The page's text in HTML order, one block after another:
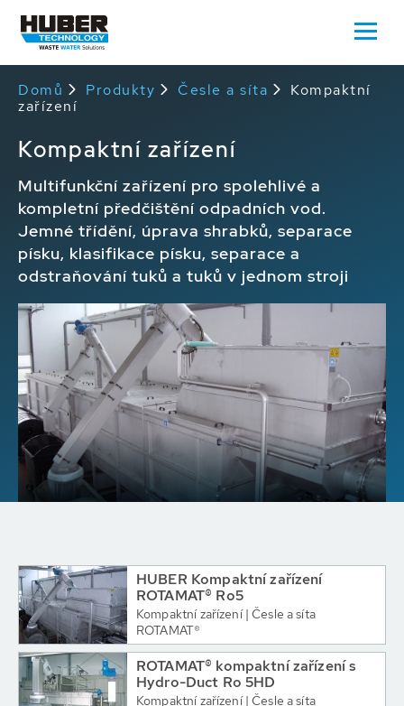
Domů Produkty Česle a síta
Kompaktní
zařízení
Kompaktní zařízení
Multifunkční zařízení pro spolehlivé a
kompletní předčištění odpadních vod.
Jemné třídění, úprava shrabků, separace
písku, klasifikace písku, separace a
odstraňování tuků a tuků v jednom stroji
HUBER Kompaktní zařízení
ROTAMAT® Ro5
Kompaktní zařízení | Česle a síta
ROTAMAT®
ROTAMAT® kompaktní zařízení s
Hydro-Duct Ro 5HD
Kompaktní zařízení | Česle a síta